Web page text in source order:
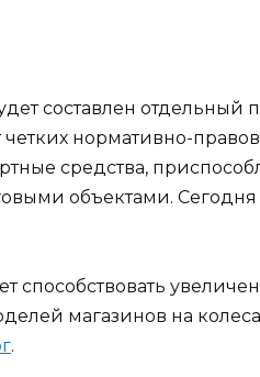
составлен отдельный
нормативно-
средства,
объектами. Сегодня
способствовать
магазинов на
.